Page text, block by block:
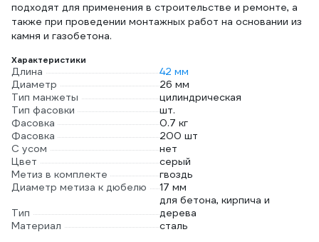
подходят для применения в строительстве и ремонте, а
также при проведении монтажных работ на основании из
камня и газобетона.
Характеристики
Длина
42 мм
Диаметр
26 мм
Тип манжеты
цилиндрическая
Тип фасовки
шт.
Фасовка
0.7 кг
Фасовка
200 шт
С усом
нет
Цвет
серый
Метиз в комплекте
гвоздь
Диаметр метиза к дюбелю
17 мм
Тип
для бетона, кирпича и
дерева
Материал
сталь